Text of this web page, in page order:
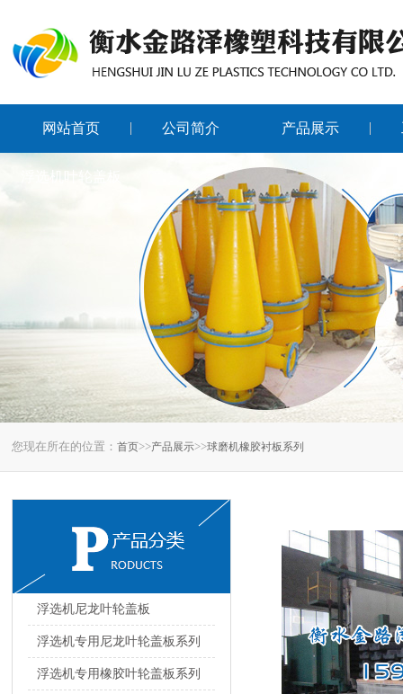
网站首页 公司简介 产品展示
您现在所在的位置： 首页>>产品展示>>球磨机橡胶衬板系列
浮选机尼龙叶轮盖板
浮选机专用尼龙叶轮盖板系列
浮选机专用橡胶叶轮盖板系列